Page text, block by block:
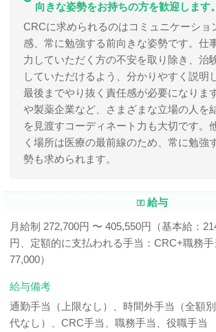
向きな姿勢をお持ちの方を歓迎します。
CRCに求められるのはコミュニケーショ
感、常に勉強する前向きな姿勢です。仕
力していただく方の不安を取り除き、治
していただけるよう、分かりやすく説明
最後までやり抜く責任感が必要になりま
や製薬企業など、さまざまな立場の人を
を見渡すコーディネート力も大切です。
く場所は医療の最前線のため、常に勉強
勢も求められます。
給与
月給制 272,700円 〜 405,550円（基本給：
円、定額的に支払われる手当：CRC+職務手
77,000）
給与備考
通勤手当（上限なし）、時間外手当（全額
代なし）、CRC手当、職務手当、役職手当